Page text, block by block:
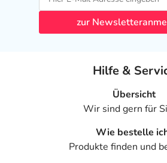
zur
Hilfe &
Übersicht
Wir sind gern für
Wie bestelle
Produkte finden und